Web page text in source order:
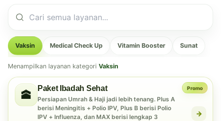
Vaksin Medical Check Up Vitamin Booster Sunat
Menampilkan layanan kategori Vaksin
Promo
🕋
Paket Ibadah Sehat
Persiapan Umrah & Haji jadi lebih tenang. Plus A
berisi Meningitis + Polio IPV, Plus B berisi Polio
IPV + Influenza, dan MAX berisi lengkap 3
→